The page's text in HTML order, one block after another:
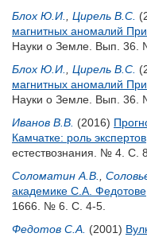
Блох Ю.И.
Цирель В.С.
магнитных аномалий
Науки о Земле. Вып. 36.
Блох Ю.И.
Цирель В.С.
магнитных аномалий
Науки о Земле. Вып. 36.
Иванов В.В. (2016)
Камчатке: роль экспертов
естествознания. № 4. С.
Соломатин А.В.
академике С.А. Федотове
1666. № 6. С. 4-5.
Федотов С.А. (2001)